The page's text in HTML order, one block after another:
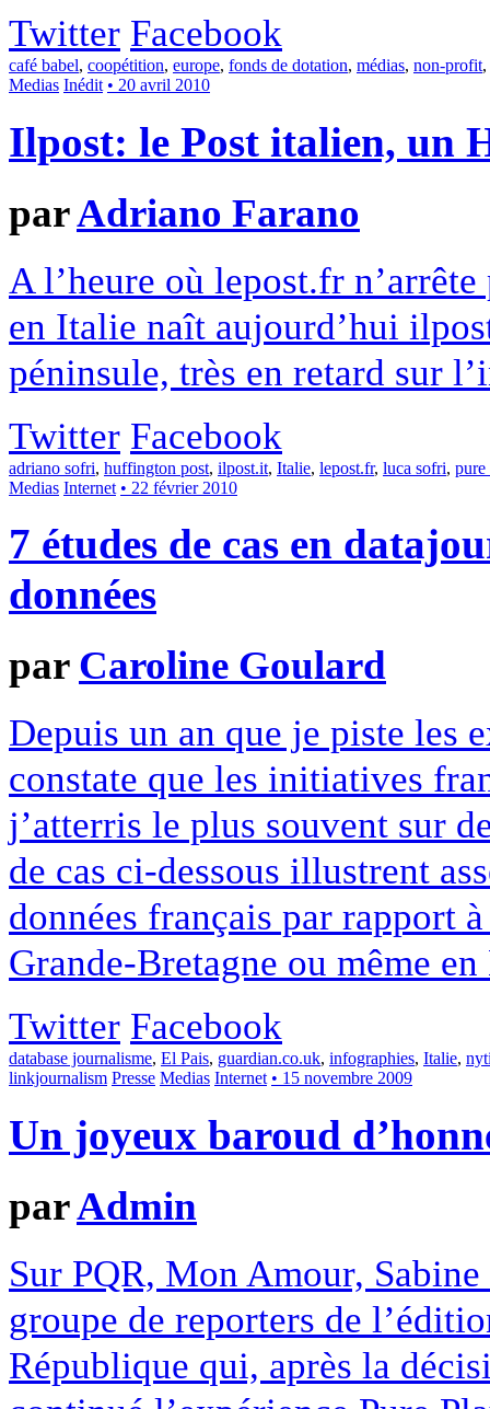
Twitter Facebook
café babel, coopétition, europe, fonds de dotation, médias, non-profit,
Medias Inédit • 20 avril 2010
Ilpost: le Post italien, un
parAdriano Farano
A l’heure où lepost.fr
en Italie naît aujourd’hui
péninsule, très en retard sur
Twitter Facebook
adriano sofri, huffington post, ilpost.it, Italie, lepost.fr, luca sofri, pure
Medias Internet • 22 février 2010
7 études de cas en
données
par Caroline Goulard
Depuis un an que je piste les
constate que les initiatives
j’atterris le plus souvent sur
de cas ci-dessous illustrent
données français par rapport
Grande-Bretagne ou même en
Twitter Facebook
database journalisme, El Pais, guardian.co.uk, infographies, Italie,
linkjournalism Presse Medias Internet • 15 novembre 2009
Un joyeux baroud
parAdmin
Sur PQR, Mon Amour,
groupe de reporters de
République qui, après la